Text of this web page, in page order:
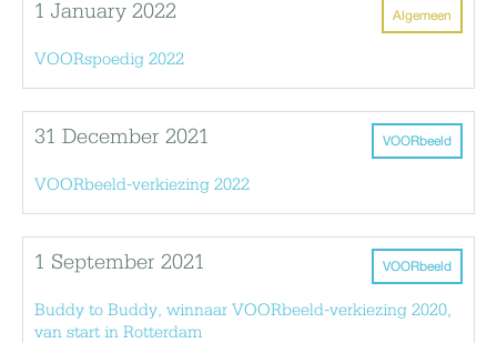
Algemeen
1 January 2022
VOORspoedig 2022
VOORbeeld
31 December 2021
VOORbeeld-verkiezing 2022
VOORbeeld
1 September 2021
Buddy to Buddy, winnaar VOORbeeld-verkiezing 2020,
van start in Rotterdam